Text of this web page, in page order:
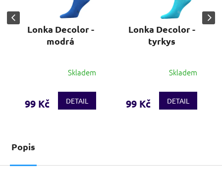
Lonka Decolor -
modrá
Skladem
99 Kč DETAIL
Lonka Decolor -
tyrkys
Skladem
99 Kč DETAIL
Popis